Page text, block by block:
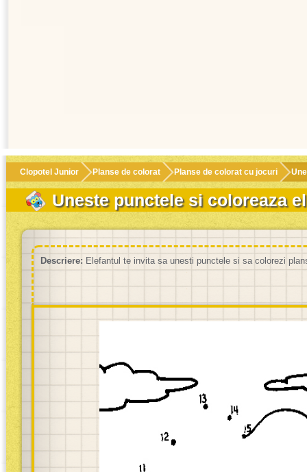
Clopotel Junior Planse de colorat Planse de colorat cu jocuri
Uneste punctele si coloreaza
Descriere: Elefantul te invita sa unesti punctele si sa colorezi